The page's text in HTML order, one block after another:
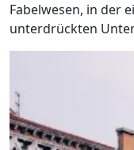
Fabelwesen, in der
unterdrückten